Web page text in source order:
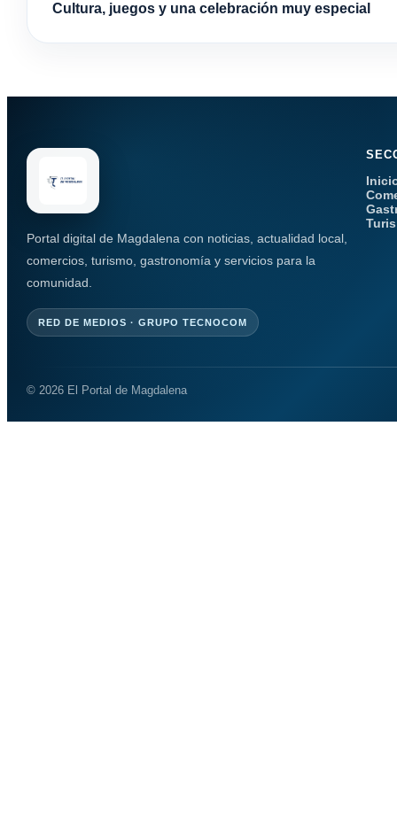
Cultura, juegos y una celebración muy especial
Portal digital de Magdalena con noticias, actualidad local,
comercios, turismo, gastronomía y servicios para la
comunidad.
RED DE MEDIOS · GRUPO TECNOCOM
© 2026 El Portal de Magdalena